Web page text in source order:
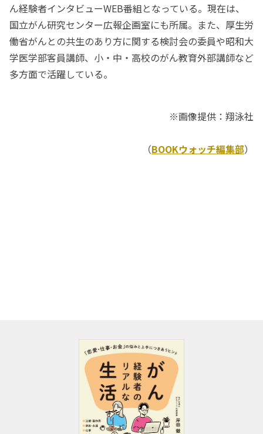
ん経験者インタビューWEB番組となっている。現在は、
国立がん研究センター広報企画室にも所属。また、厚生労
働省がんとの共生のあり方に関する検討会の委員や昭和大
学医学部客員講師、小・中・高校のがん教育外部講師など
多方面で活躍している。
※画像提供：翔泳社
（BOOKウォッチ編集部）